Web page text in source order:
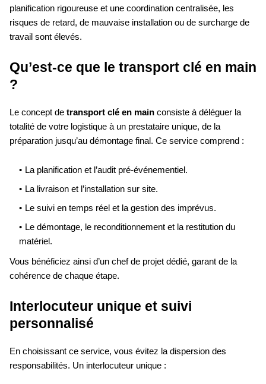
planification rigoureuse et une coordination centralisée, les
risques de retard, de mauvaise installation ou de surcharge de
travail sont élevés.
Qu’est-ce que le transport clé en main
?
Le concept de transport clé en main consiste à déléguer la
totalité de votre logistique à un prestataire unique, de la
préparation jusqu’au démontage final. Ce service comprend :
La planification et l’audit pré-événementiel.
La livraison et l’installation sur site.
Le suivi en temps réel et la gestion des imprévus.
Le démontage, le reconditionnement et la restitution du
matériel.
Vous bénéficiez ainsi d’un chef de projet dédié, garant de la
cohérence de chaque étape.
Interlocuteur unique et suivi
personnalisé
En choisissant ce service, vous évitez la dispersion des
responsabilités. Un interlocuteur unique :